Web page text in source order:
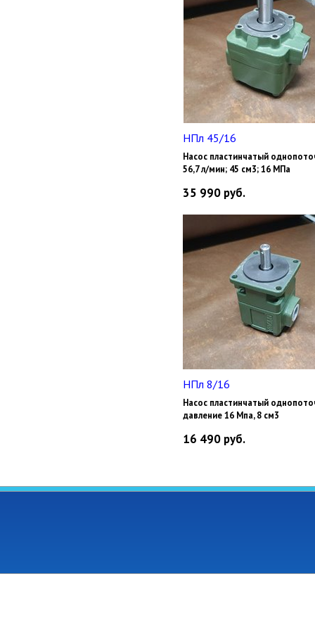
НПл 45/16
Насос пластинчатый
56,7 л/мин; 45 см3; 16 МПа
35 990 руб.
НПл 8/16
Насос пластинчатый
давление 16 Мпа, 8 см3
16 490 руб.